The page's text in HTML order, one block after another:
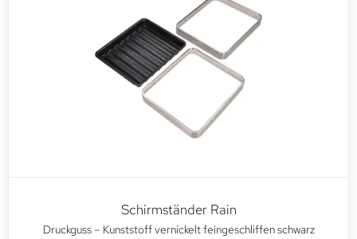
Schirmständer Rain
Druckguss – Kunststoff vernickelt feingeschliffen schwarz